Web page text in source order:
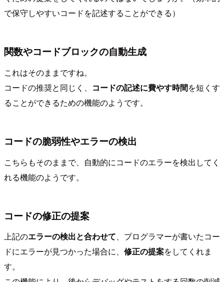
で保守しやすいコードを記述することができる）
関数やコードブロックの自動生成
これはそのままですね。
コードの推奨と同じく、 コードの記述に費やす時間を短くす
ることができるための機能のようです。
コードの脆弱性やエラーの検出
こちらもそのままで、自動的にコードのエラーを検出してく
れる機能のようです。
コードの修正の提案
上記のエラーの検出と合わせて、プログラマーが書いたコー
ドにエラーが見つかった場合に、 修正の提案をしてくれま
す。